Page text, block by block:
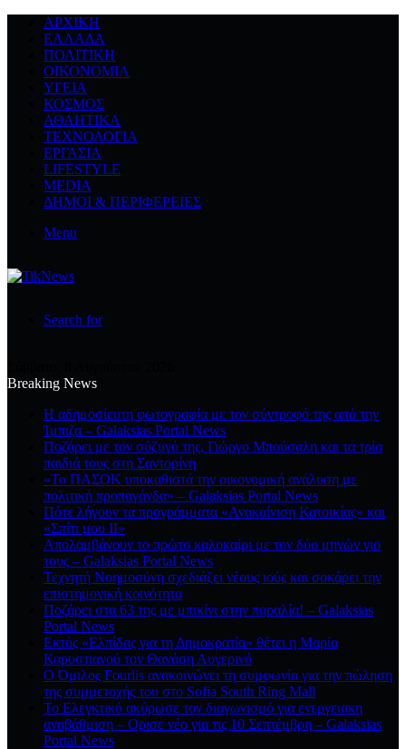
ΑΡΧΙΚΉ
ΕΛΛΆΔΑ
ΠΟΛΙΤΙΚΉ
ΟΙΚΟΝΟΜΊΑ
ΥΓΕΊΑ
ΚΌΣΜΟΣ
ΑΘΛΗΤΙΚΆ
ΤΕΧΝΟΛΟΓΙΆ
ΕΡΓΑΣΊΑ
LIFESTYLE
MEDIA
ΔΉΜΟΙ & ΠΕΡΙΦΈΡΕΙΕΣ
Menu
Search for
Breaking News
Η αδημοσίευτη φωτογραφία με τον σύντροφό της από την
Ίμπιζα – Galaksias Portal News
Ποζάρει με τον σύζυγό της, Γιώργο Μπούσαλη και τα τρία
παιδιά τους στη Σαντορίνη
«Το ΠΑΣΟΚ υποκαθιστά την οικονομική ανάλυση με
πολιτική προπαγάνδα» – Galaksias Portal News
Πότε λήγουν τα προγράμματα «Ανακαίνιση Κατοικίας» και
«Σπίτι μου ΙΙ»
Απολαμβάνουν το πρώτο καλοκαίρι με τον δύο μηνών γιο
τους – Galaksias Portal News
Τεχνητή Νοημοσύνη σχεδιάζει νέους ιούς και σοκάρει την
επιστημονική κοινότητα
Ποζάρει στα 63 της με μπικίνι στην παραλία! – Galaksias
Portal News
Εκτός «Ελπίδας για τη Δημοκρατία» θέτει η Μαρία
Καρυστιανού τον Θανάση Αυγερινό
Ο Όμιλος Fourlis ανακοινώνει τη συμφωνία για την πώληση
της συμμετοχής του στο Sofia South Ring Mall
Το Ελεγκτικό ακύρωσε τον διαγωνισμό για ενεργειακη
αναβάθμιση – Ορισε νέο για τις 10 Σεπτέμβρη – Galaksias
Portal News